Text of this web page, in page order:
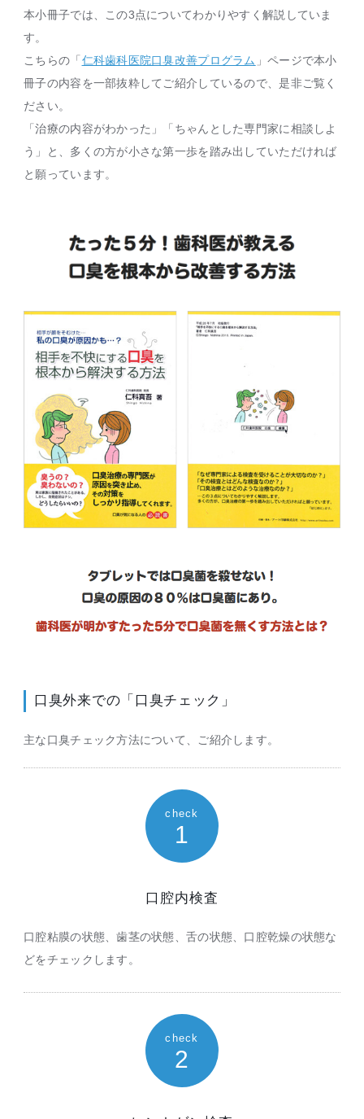
本小冊子では、この3点についてわかりやすく解説していま
す。
こちらの「 仁科歯科医院口臭改善プログラム 」ページで本小
冊子の内容を一部抜粋してご紹介しているので、是非ご覧く
ださい。
「治療の内容がわかった」「ちゃんとした専門家に相談しよ
う」と、多くの方が小さな第一歩を踏み出していただければ
と願っています。
口臭外来での「口臭チェック」
主な口臭チェック方法について、ご紹介します。
check
1
口腔内検査
口腔粘膜の状態、歯茎の状態、舌の状態、口腔乾燥の状態な
どをチェックします。
check
2